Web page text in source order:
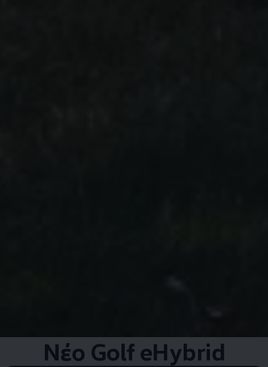
Νέο Golf eHybrid